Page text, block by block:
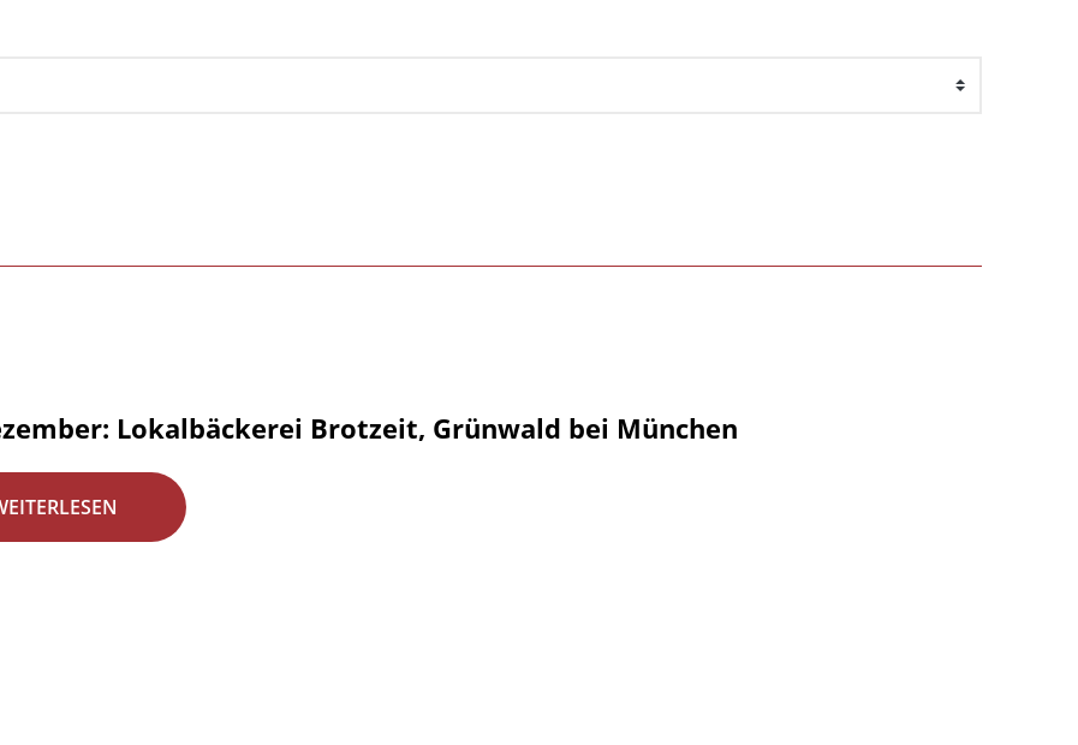
Lokalbäckerei Brotzeit, Grünwald bei München